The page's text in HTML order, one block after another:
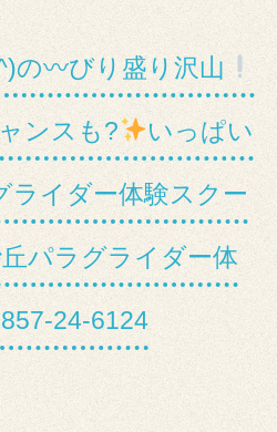
の〰びり盛り沢山
ンスも? いっぱい
ライダー体験スクー
パラグライダー体
24-6124